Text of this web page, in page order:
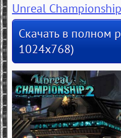
Unreal
Скачать в полном
1024x768)